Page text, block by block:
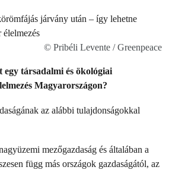
© Pribéli Levente / Greenpeace
egy társadalmi és ökológiai
Magyarországon?
az alábbi tulajdonságokkal
mezőgazdaság és általában a
függ más országok gazdaságától, az